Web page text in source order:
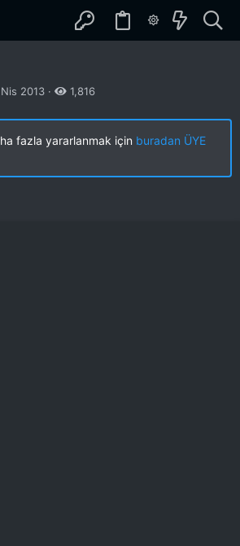
2013 1,816
fazla yararlanmak için buradan ÜYE